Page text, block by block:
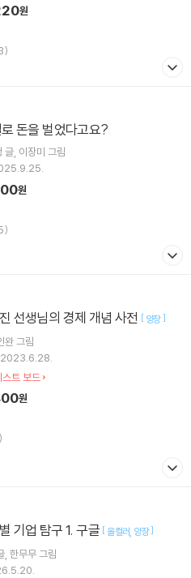
원
)
돈을 벌었다고요?
글 이장미 그림
원
)
선생님의 경제 개념 사전 [ 양장]
완그림
2023.6.28.
트 보드
원
)
기업 탐구 1. 구글 [올컬러 양장]
한무무그림